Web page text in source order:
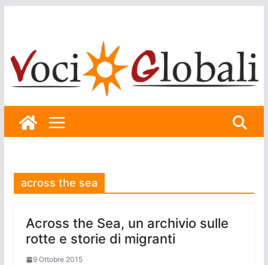
across the sea
Across the Sea, un archivio sulle
rotte e storie di migranti
9 Ottobre 2015